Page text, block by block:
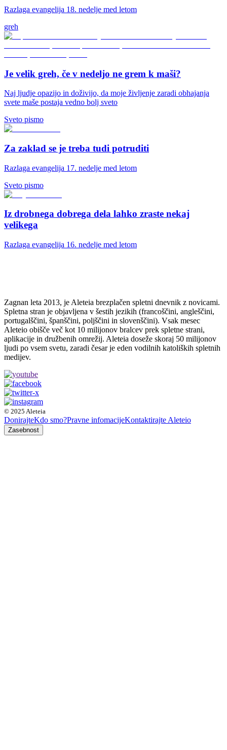
Razlaga evangelija 18. nedelje med letom
greh
Je velik greh, če v nedeljo ne grem k maši?
Naj ljudje opazijo in doživijo, da moje življenje zaradi obhajanja
svete maše postaja vedno bolj sveto
Sveto pismo
Za zaklad se je treba tudi potruditi
Razlaga evangelija 17. nedelje med letom
Sveto pismo
Iz drobnega dobrega dela lahko zraste nekaj
velikega
Razlaga evangelija 16. nedelje med letom
Zagnan leta 2013, je Aleteia brezplačen spletni dnevnik z novicami.
Spletna stran je objavljena v šestih jezikih (francoščini, angleščini,
portugalščini, španščini, poljščini in slovenščini). Vsak mesec
Aleteio obišče več kot 10 milijonov bralcev prek spletne strani,
aplikacije in družbenih omrežij. Aleteia doseže skoraj 50 milijonov
ljudi po vsem svetu, zaradi česar je eden vodilnih katoliških spletnih
medijev.
© 2025 Aleteia
DonirajteKdo smo?Pravne infomacijeKontaktirajte Aleteio
Zasebnost